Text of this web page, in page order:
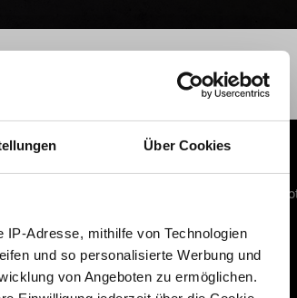
Über Cookies
Adresse, mithilfe von Technologien
und so personalisierte Werbung und
von Angeboten zu ermöglichen.
bei Grafikproblemen auf PC einen